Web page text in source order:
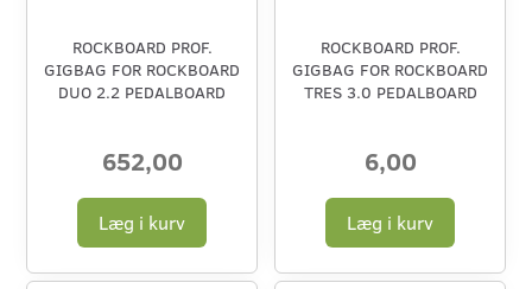
ROCKBOARD PROF.
GIGBAG FOR ROCKBOARD
DUO 2.2 PEDALBOARD
652,00
Læg i kurv
ROCKBOARD PROF.
GIGBAG FOR ROCKBOARD
TRES 3.0 PEDALBOARD
6,00
Læg i kurv